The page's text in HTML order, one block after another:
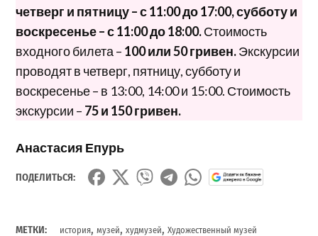
четверг и пятницу – с 11:00 до 17:00, субботу и
воскресенье – с 11:00 до 18:00.Стоимость
входного билета – 100 или 50 гривен.Экскурсии
проводят в четверг, пятницу, субботу и
воскресенье – в 13:00, 14:00 и 15:00. Стоимость
экскурсии – 75 и 150 гривен.
Анастасия Епурь
ПОДЕЛИТЬСЯ:
МЕТКИ: история,музей,худмузей,Художественный музей